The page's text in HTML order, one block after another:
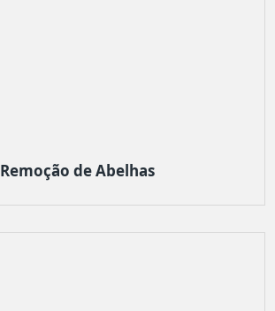
Remoção de Abelhas